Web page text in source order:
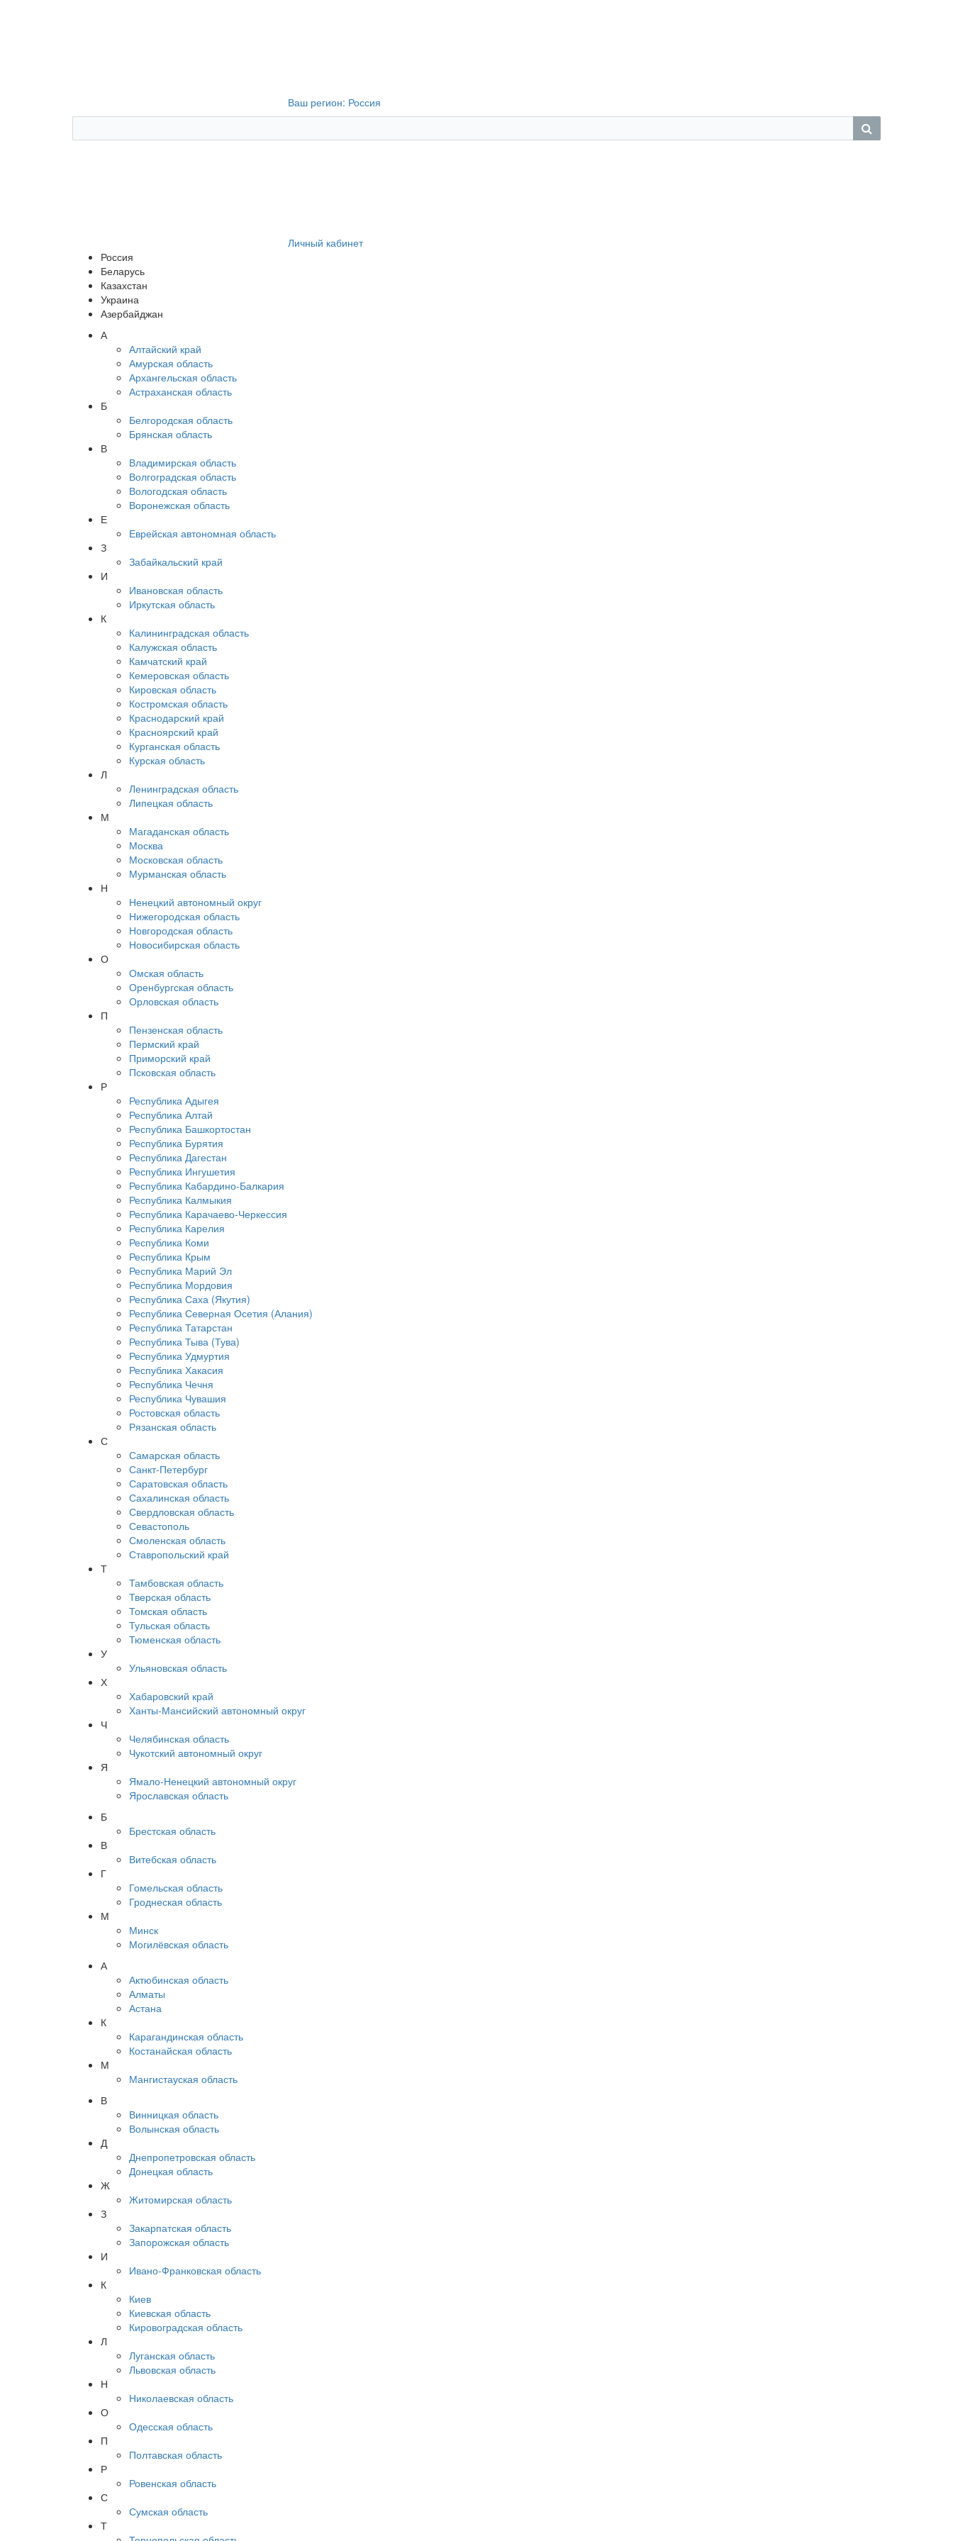
Ваш регион: Россия
Личный кабинет
Россия
Беларусь
Казахстан
Украина
Азербайджан
А
Алтайский край
Амурская область
Архангельская область
Астраханская область
Б
Белгородская область
Брянская область
В
Владимирская область
Волгоградская область
Вологодская область
Воронежская область
Е
Еврейская автономная область
З
Забайкальский край
И
Ивановская область
Иркутская область
К
Калининградская область
Калужская область
Камчатский край
Кемеровская область
Кировская область
Костромская область
Краснодарский край
Красноярский край
Курганская область
Курская область
Л
Ленинградская область
Липецкая область
М
Магаданская область
Москва
Московская область
Мурманская область
Н
Ненецкий автономный округ
Нижегородская область
Новгородская область
Новосибирская область
О
Омская область
Оренбургская область
Орловская область
П
Пензенская область
Пермский край
Приморский край
Псковская область
Р
Республика Адыгея
Республика Алтай
Республика Башкортостан
Республика Бурятия
Республика Дагестан
Республика Ингушетия
Республика Кабардино-Балкария
Республика Калмыкия
Республика Карачаево-Черкессия
Республика Карелия
Республика Коми
Республика Крым
Республика Марий Эл
Республика Мордовия
Республика Саха (Якутия)
Республика Северная Осетия (Алания)
Республика Татарстан
Республика Тыва (Тува)
Республика Удмуртия
Республика Хакасия
Республика Чечня
Республика Чувашия
Ростовская область
Рязанская область
С
Самарская область
Санкт-Петербург
Саратовская область
Сахалинская область
Свердловская область
Севастополь
Смоленская область
Ставропольский край
Т
Тамбовская область
Тверская область
Томская область
Тульская область
Тюменская область
У
Ульяновская область
Х
Хабаровский край
Ханты-Мансийский автономный округ
Ч
Челябинская область
Чукотский автономный округ
Я
Ямало-Ненецкий автономный округ
Ярославская область
Б
Брестская область
В
Витебская область
Г
Гомельская область
Гроднеская область
М
Минск
Могилёвская область
А
Актюбинская область
Алматы
Астана
К
Карагандинская область
Костанайская область
М
Мангистауская область
В
Винницкая область
Волынская область
Д
Днепропетровская область
Донецкая область
Ж
Житомирская область
З
Закарпатская область
Запорожская область
И
Ивано-Франковская область
К
Киев
Киевская область
Кировоградская область
Л
Луганская область
Львовская область
Н
Николаевская область
О
Одесская область
П
Полтавская область
Р
Ровенская область
С
Сумская область
Т